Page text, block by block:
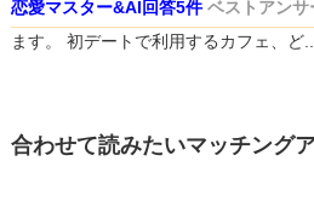
恋愛マスター&AI回答5件 ベストアンサ
ます。 初デートで利用するカフェ、ど
合わせて読みたいマッチング